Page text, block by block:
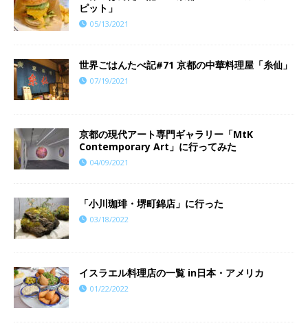
ピット」
05/13/2021
世界ごはんたべ記#71 京都の中華料理屋「糸仙」
07/19/2021
京都の現代アート専門ギャラリー「MtK
Contemporary Art」に行ってみた
04/09/2021
「小川珈琲・堺町錦店」に行った
03/18/2022
イスラエル料理店の一覧 in日本・アメリカ
01/22/2022